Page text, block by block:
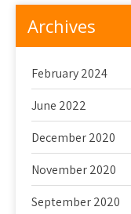
Archives
February 2024
June 2022
December 2020
November 2020
September 2020